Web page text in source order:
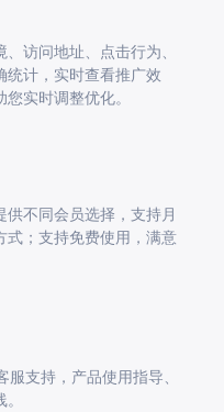
访问地址、点击行为、
统计，实时查看推广效
实时调整优化。
不同会员选择，支持月
式；支持免费使用，满意
支持，产品使用指导、